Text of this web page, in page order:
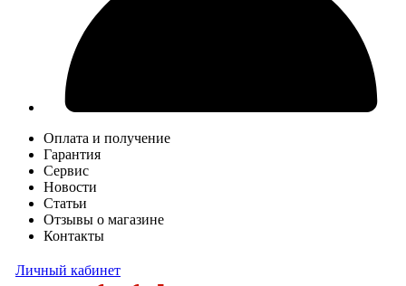
Оплата и получение
Гарантия
Сервис
Новости
Статьи
Отзывы о магазине
Контакты
Личный кабинет